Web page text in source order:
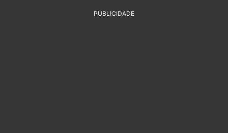
PUBLICIDADE